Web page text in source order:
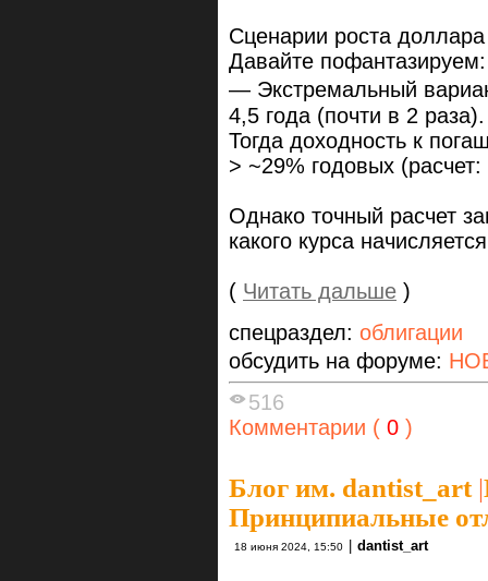
Сценарии роста
Давайте пофантазируем:
— Экстремальный
4,5 года (почти в 2 раза).
Тогда доходность к
> ~29% годовых
Однако точный расчет
какого курса
( Читать дальше )
спецраздел: облигации
обсудить на форуме:
516
Комментарии ( 0 )
Блог им. dantist_art|
Принципиальные
18 июня 2024, 15:50 dantist_art